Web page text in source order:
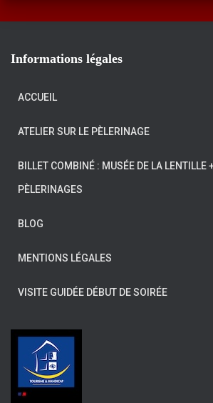
Informations légales
ACCUEIL
ATELIER SUR LE PÈLERINAGE
BILLET COMBINÉ : MUSÉE DE LA LENTILLE
PÈLERINAGES
BLOG
MENTIONS LÉGALES
VISITE GUIDÉE DÉBUT DE SOIRÉE